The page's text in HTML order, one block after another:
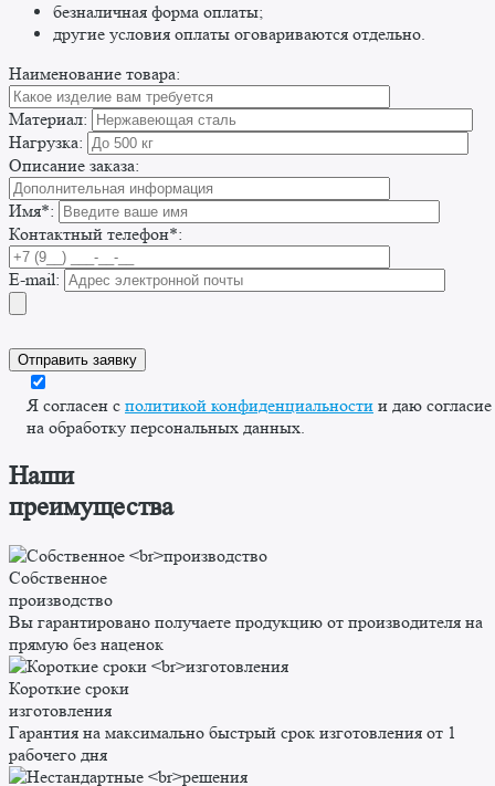
безналичная форма оплаты;
другие условия оплаты оговариваются отдельно. ​
Наименование товара:
Материал:
Нагрузка:
Описание заказа:
Имя*:
Контактный телефон*:
E-mail:
Я согласен с политикой конфиденциальности и даю согласие
на обработку персональных данных.
Наши
преимущества
Собственное
производство
Вы гарантировано получаете продукцию от производителя на
прямую без наценок
Короткие сроки
изготовления
Гарантия на максимально быстрый срок изготовления от 1
рабочего дня